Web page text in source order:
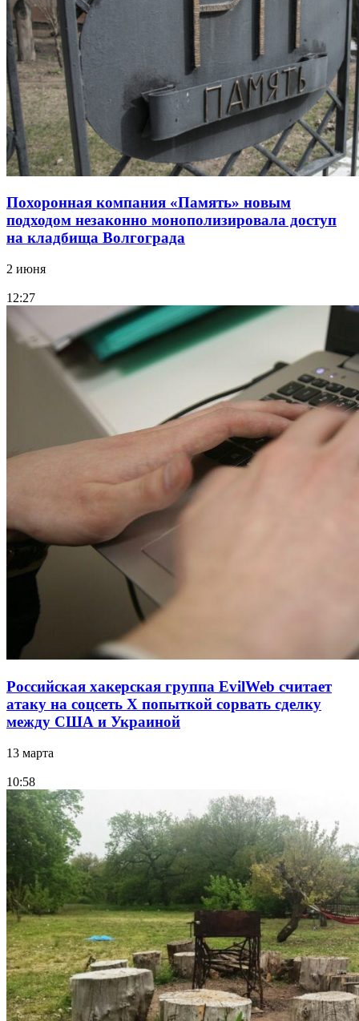
Похоронная компания «Память» новым
подходом незаконно монополизировала доступ
на кладбища Волгограда
2 июня
12:27
Российская хакерская группа EvilWeb считает
атаку на соцсеть Х попыткой сорвать сделку
между США и Украиной
13 марта
10:58